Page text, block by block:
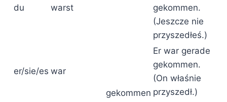
gekommen
du warst
gekommen.
(Jeszcze nie
przyszedłeś.)
er/sie/es war
Er war gerade
gekommen.
(On właśnie
przyszedł.)